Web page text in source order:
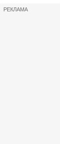
РЕКЛАМА